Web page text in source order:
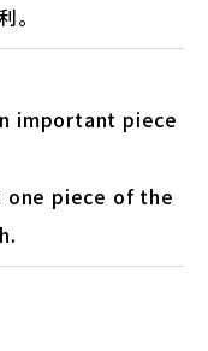
。
important piece
one piece of the